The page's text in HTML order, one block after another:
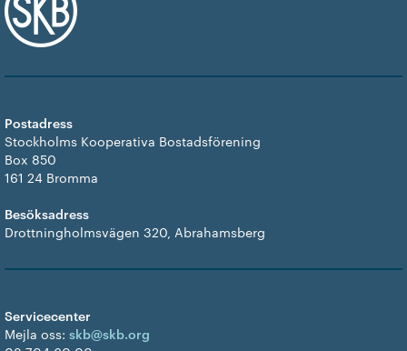
Postadress
Stockholms Kooperativa Bostadsförening
Box 850
161 24 Bromma
Besöksadress
Drottningholmsvägen 320, Abrahamsberg
Servicecenter
Mejla oss: skb@skb.org